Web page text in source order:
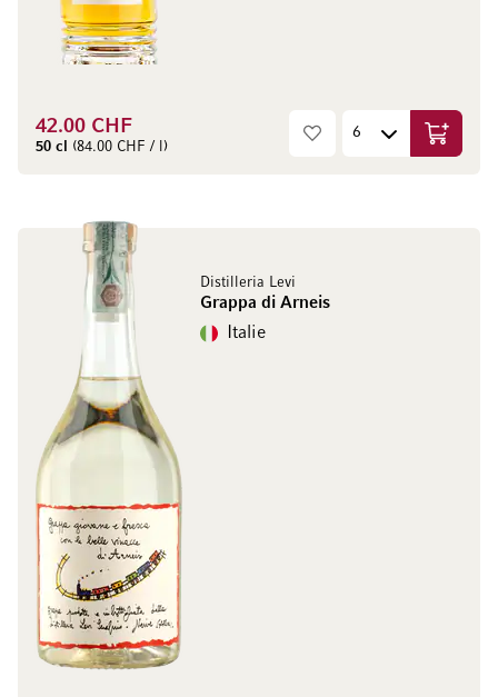
42.00 CHF
50 cl (84.00 CHF / l) Ajouter
Distilleria Levi
Grappa di Arneis
Italie